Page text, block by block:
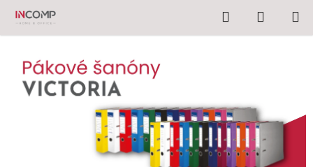
Prejsť
obsah
Hľadať
KOŠÍK